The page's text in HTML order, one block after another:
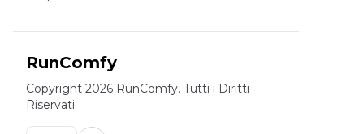
RunComfy
Copyright 2026 RunComfy. Tutti i Diritti
Riservati.